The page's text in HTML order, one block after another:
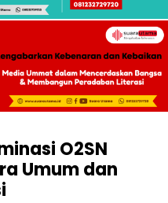
O2SN
Umum dan